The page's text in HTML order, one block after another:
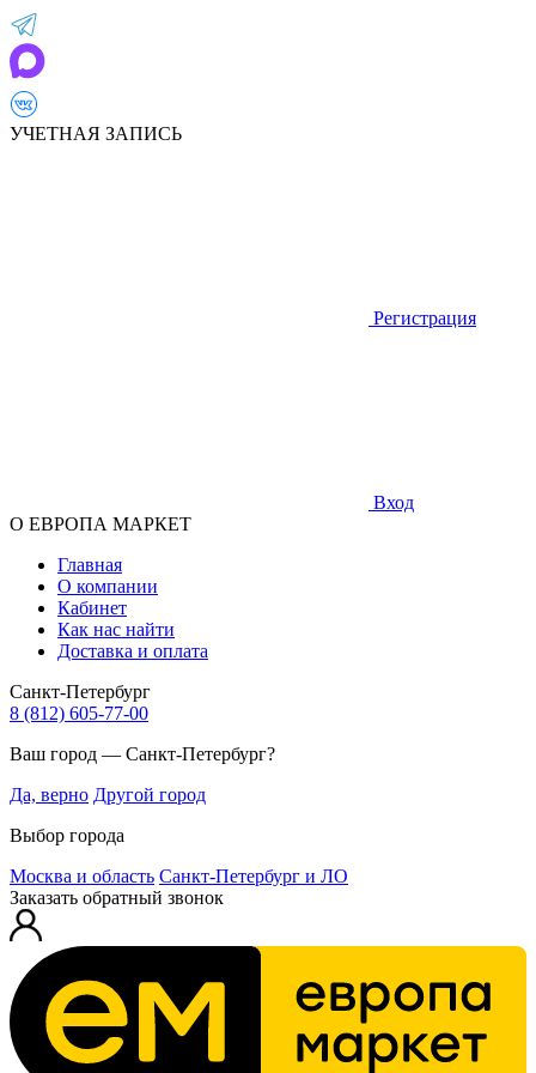
УЧЕТНАЯ ЗАПИСЬ
Регистрация
Вход
О ЕВРОПА МАРКЕТ
Главная
О компании
Кабинет
Как нас найти
Доставка и оплата
Санкт-Петербург
8 (812) 605-77-00
Ваш город — Санкт-Петербург?
Да, верно Другой город
Выбор города
Москва и область Санкт-Петербург и ЛО
Заказать обратный звонок